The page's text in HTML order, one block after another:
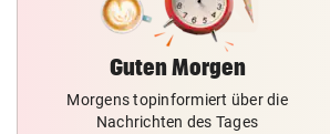
Guten Morgen
Morgens topinformiert über die
Nachrichten des Tages